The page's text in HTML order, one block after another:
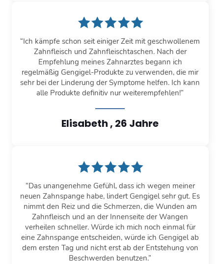
“Ich kämpfe schon seit einiger Zeit mit geschwollenem
Zahnfleisch und Zahnfleischtaschen. Nach der
Empfehlung meines Zahnarztes begann ich
regelmäßig Gengigel-Produkte zu verwenden, die mir
sehr bei der Linderung der Symptome helfen. Ich kann
alle Produkte definitiv nur weiterempfehlen!”
Elisabeth , 26 Jahre
“Das unangenehme Gefühl, dass ich wegen meiner
neuen Zahnspange habe, lindert Gengigel sehr gut. Es
nimmt den Reiz und die Schmerzen, die Wunden am
Zahnfleisch und an der Innenseite der Wangen
verheilen schneller. Würde ich mich noch einmal für
eine Zahnspange entscheiden, würde ich Gengigel ab
dem ersten Tag und nicht erst ab der Entstehung von
Beschwerden benutzen.”